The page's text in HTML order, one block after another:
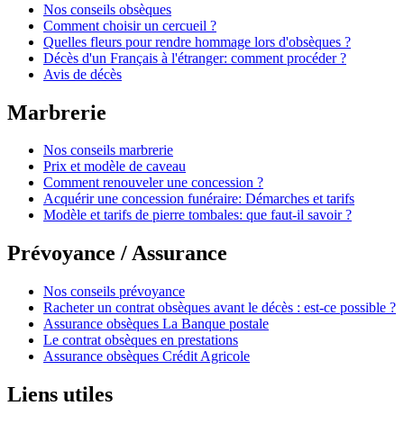
Nos conseils obsèques
Comment choisir un cercueil ?
Quelles fleurs pour rendre hommage lors d'obsèques ?
Décès d'un Français à l'étranger: comment procéder ?
Avis de décès
Marbrerie
Nos conseils marbrerie
Prix et modèle de caveau
Comment renouveler une concession ?
Acquérir une concession funéraire: Démarches et tarifs
Modèle et tarifs de pierre tombales: que faut-il savoir ?
Prévoyance / Assurance
Nos conseils prévoyance
Racheter un contrat obsèques avant le décès : est-ce possible ?
Assurance obsèques La Banque postale
Le contrat obsèques en prestations
Assurance obsèques Crédit Agricole
Liens utiles